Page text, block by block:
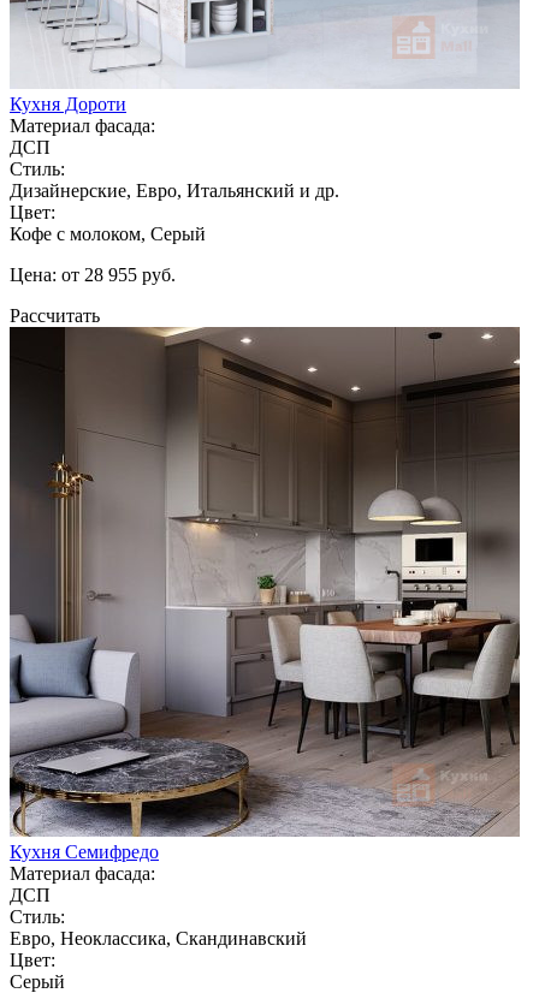
Кухня Дороти
Материал фасада:
ДСП
Стиль:
Дизайнерские, Евро, Итальянский и др.
Цвет:
Кофе с молоком, Серый
Цена: от 28 955 руб.
Рассчитать
Кухня Семифредо
Материал фасада:
ДСП
Стиль:
Евро, Неоклассика, Скандинавский
Цвет:
Серый